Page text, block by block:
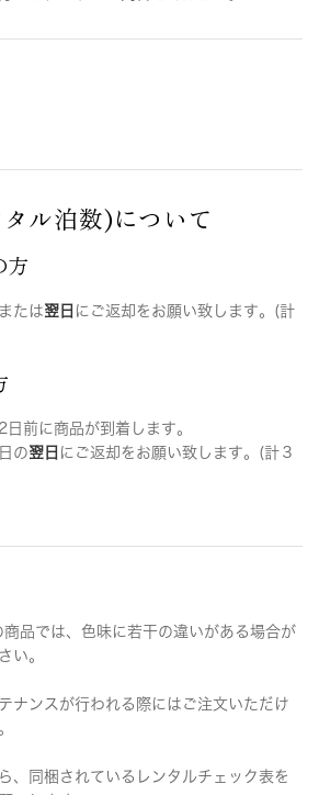
ル泊数)について
方
たは翌日 にご返却をお願い致します。(計
前に商品が到着します。
の翌日 にご返却をお願い致します。(計３
品では、色味に若干の違いがある場合が
い。
ナンスが行われる際にはご注文いただけ
、同梱されているレンタルチェック表を